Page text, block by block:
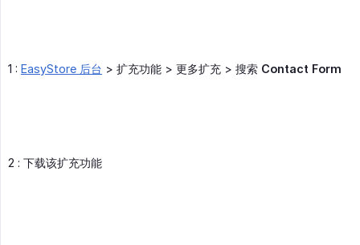
1 : EasyStore 后台 > 扩充功能 > 更多扩充 > 搜索 Contact Form
2 : 下载该扩充功能